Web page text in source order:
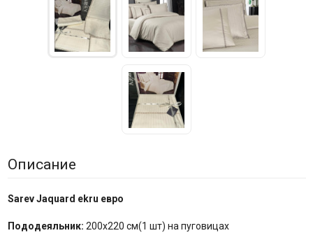
Описание
Sarev Jaquard ekru евро
Пододеяльник: 200х220 см(1 шт) на пуговицах